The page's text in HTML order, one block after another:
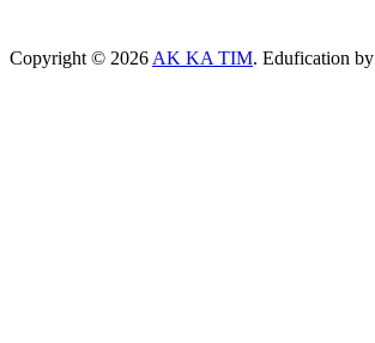
Copyright © 2026 AK KA TIM. Edufication by